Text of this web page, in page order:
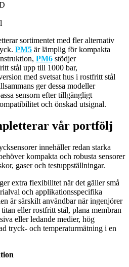
sortimentet med fler alternativ
PM5 är lämplig för kompakta
PM6 stödjer
stål upp till 1000 bar,
med svetsat hus i rostfritt stål
ger dessa modeller
sensorn efter tillgängligt
och önskad utsignal.
vår portfölj
innehåller redan starka
kompakta och robusta sensorer
gaser och testuppställningar.
extra flexibilitet när det gäller små
och applikationsspecifika
är särskilt användbar när ingenjörer
eller rostfritt stål, plana membran
eller ledande medier, hög
tryck- och temperaturmätning i en